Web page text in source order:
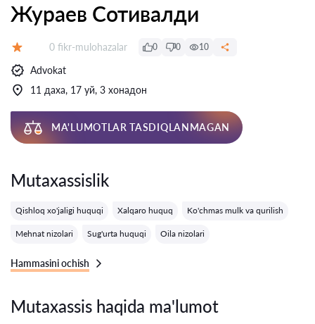
Жураев Сотивалди
Fikrlar:
0 fikr-mulohazalar 0 0 10
Advokat
11 даха, 17 уй, 3 хонадон
MA'LUMOTLAR TASDIQLANMAGAN
Mutaxassislik
Qishloq xo'jaligi huquqi Xalqaro huquq Ko'chmas mulk va qurilish
Mehnat nizolari Sug'urta huquqi Oila nizolari
Hammasini ochish
Mutaxassis haqida ma'lumot